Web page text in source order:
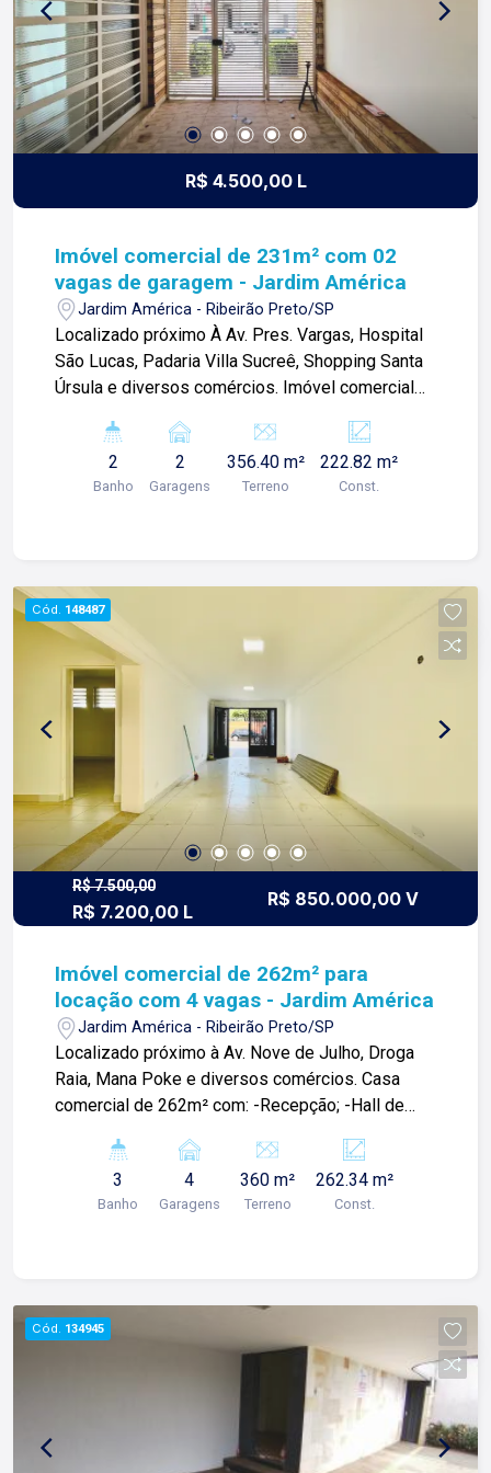
R$ 4.500,00 L
Imóvel comercial de 231m² com 02
vagas de garagem - Jardim América
Jardim América - Ribeirão Preto/SP
Localizado próximo À Av. Pres. Vargas, Hospital
São Lucas, Padaria Villa Sucreê, Shopping Santa
Úrsula e diversos comércios. Imóvel comercial
Recepção; -Sala de espera; -Iluminação
completa; -Vitrine; -Copa; -Cozinha; -Área de
serviços aos fundos com 01 quarto; -01 banheiro
2
Banho
2
Garagens
356.40 m²
Terreno
222.82 m²
Const.
Cód. 148487
R$ 7.500,00
R$ 7.200,00 L
R$ 850.000,00 V
Imóvel comercial de 262m² para
locação com 4 vagas - Jardim América
Jardim América - Ribeirão Preto/SP
Localizado próximo à Av. Nove de Julho, Droga
Raia, Mana Poke e diversos comércios. Casa
comercial de 262m² com: -Recepção; -Hall de
de serviços; -Quintal; -Corredor lateral; -Copa; -04
vagas de garagem; Para mais informações e
agendar visita, entre em contato. Lago é
fortes e indeléveis com nossos proprietários e
clientes. Somos uma imobiliária que, desde a
nossa fundação em 1987, equilibra a
tradicionalidade com o arrojo e a força comercial
da atualidade. Temos mais de 140 funcionários e
parceiros de negócios e ao longo da nossa
3
Banho
4
Garagens
360 m²
Terreno
262.34 m²
Const.
Cód. 134945